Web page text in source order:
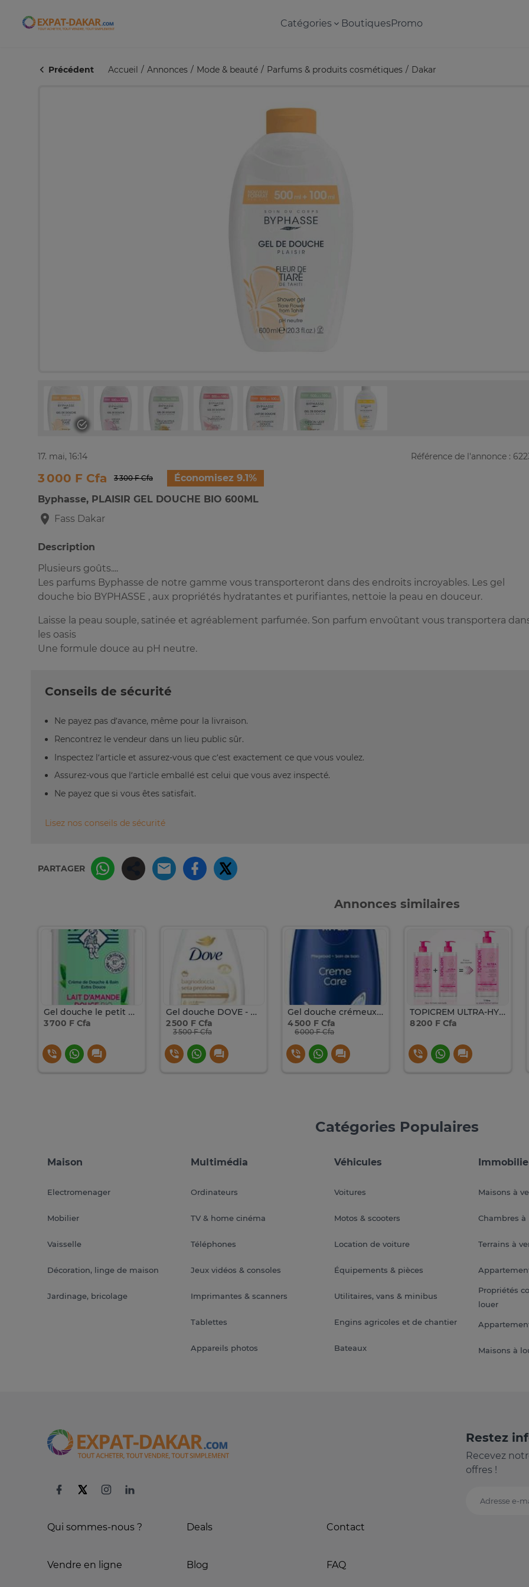
Expat-Dakar Catégories BoutiquesPromo
Précédent Accueil Annonces Mode & beauté Parfums & produits cosmétiques Dakar
17. mai, 16:14 Référence de l'annonce :
3 000 F Cfa 3 300 F Cfa
Économisez 9.1%
Byphasse, PLAISIR GEL DOUCHE BIO 600ML
Fass Dakar
Description
Plusieurs goûts....
Les parfums Byphasse de notre gamme vous transporteront dans des endroits incroyables. Les gel
douche bio BYPHASSE , aux propriétés hydratantes et purifiantes, nettoie la peau en douceur.
Laisse la peau souple, satinée et agréablement parfumée. Son parfum envoûtant vous transportera
les oasis
Une formule douce au pH neutre.
Conseils de sécurité
Ne payez pas d’avance, même pour la livraison.
Rencontrez le vendeur dans un lieu public sûr.
Inspectez l’article et assurez-vous que c’est exactement ce que vous voulez.
Assurez-vous que l’article emballé est celui que vous avez inspecté.
Ne payez que si vous êtes satisfait.
Lisez nos conseils de sécurité
PARTAGER
Annonces similaires
Gel douche le petit marseillais 650ml
3 700 F Cfa
Gel douche DOVE - Soie Nourrissant - 450 ml
2 500 F Cfa
3 500 F Cfa
Gel douche crémeux à l'huile d'amande : 750ml
4 500 F Cfa
6 000 F Cfa
TOPICREM ULTRA-HYDRATANT - Gel Douche - Peaux Sensibles 1L
8 200 F Cfa
Catégories Populaires
Maison
Electromenager
Mobilier
Vaisselle
Décoration, linge de maison
Jardinage, bricolage
Multimédia
Ordinateurs
TV & home cinéma
Téléphones
Jeux vidéos & consoles
Imprimantes & scanners
Tablettes
Appareils photos
Véhicules
Voitures
Motos & scooters
Location de voiture
Équipements & pièces
Utilitaires, vans & minibus
Engins agricoles et de chantier
Bateaux
Maisons à
Chambres à
Terrains à
Propriétés
louer
Maisons à
Qui sommes-nous ?
Vendre en ligne
Deals
Blog
Contact
FAQ
Restez
Recevez
offres !
Adresse e-